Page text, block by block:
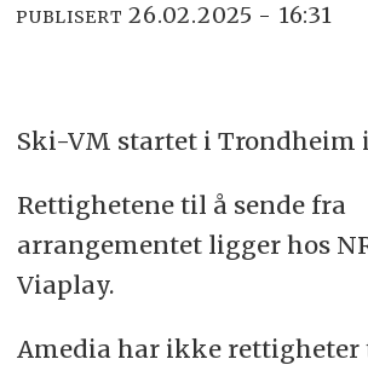
PUBLISERT 26.02.2025 - 16:31
Ski-VM startet i Trondheim
Rettighetene til å sende fra
arrangementet ligger hos
Viaplay.
Amedia har ikke rettigheter